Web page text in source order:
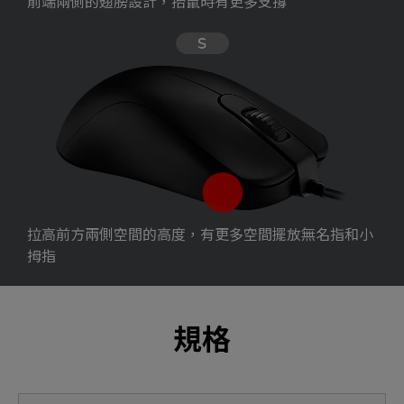
拉高前方兩側空間的高度，有更多空間擺放無名指和小
拇指
規格